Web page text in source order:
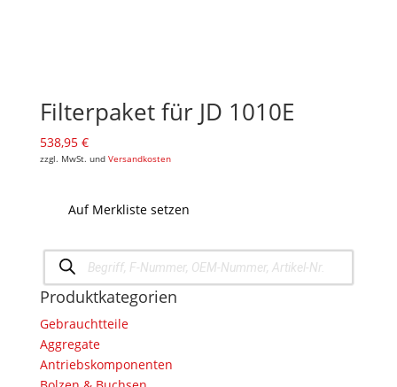
Filterpaket für JD 1010E
538,95 €
zzgl. MwSt. und Versandkosten
Auf Merkliste setzen
Products
search
Produktkategorien
Gebrauchtteile
Aggregate
Antriebskomponenten